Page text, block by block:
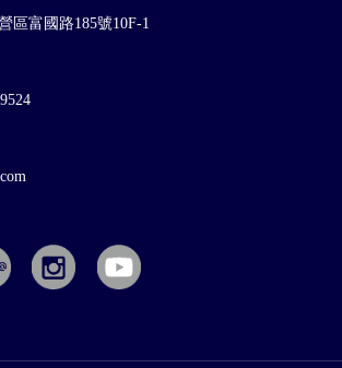
區富國路185號10F-1